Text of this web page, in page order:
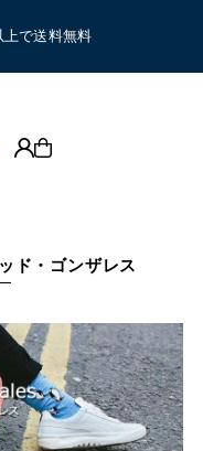
で送料無料
ド・ゴンザレス